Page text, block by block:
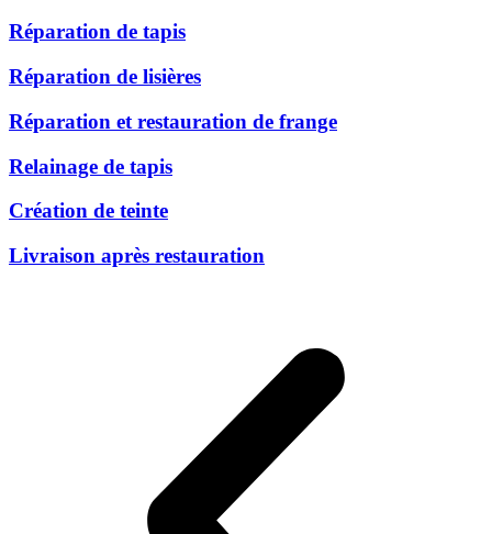
Réparation de tapis
Réparation de lisières
Réparation et restauration de frange
Relainage de tapis
Création de teinte
Livraison après restauration